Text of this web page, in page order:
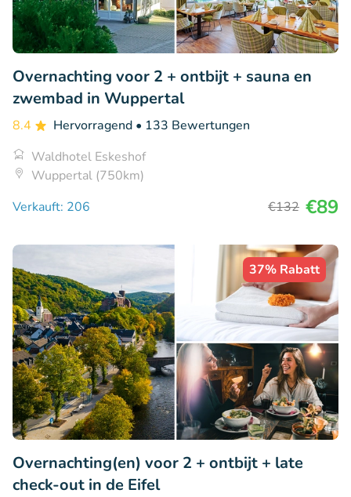
Overnachting voor 2 + ontbijt + sauna en
zwembad in Wuppertal
8.4 Hervorragend • 133 Bewertungen
Waldhotel Eskeshof
Wuppertal (750km)
Verkauft: 206
€132 €89
37% Rabatt
Overnachting(en) voor 2 + ontbijt + late
check-out in de Eifel